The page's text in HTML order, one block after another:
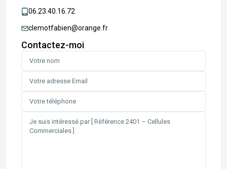
06.23.40.16.72
clemotfabien@orange.fr
Contactez-moi